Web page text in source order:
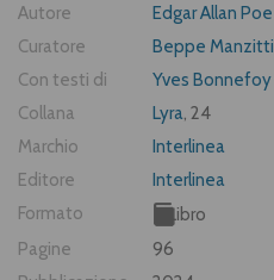
Autore
Edgar Allan Poe
Curatore
Beppe Manzitti
Con testi di
Yves Bonnefoy
Collana
Lyra, 24
Marchio
Interlinea
Editore
Interlinea
Formato
Libro
Pagine
96